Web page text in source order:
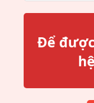
Để